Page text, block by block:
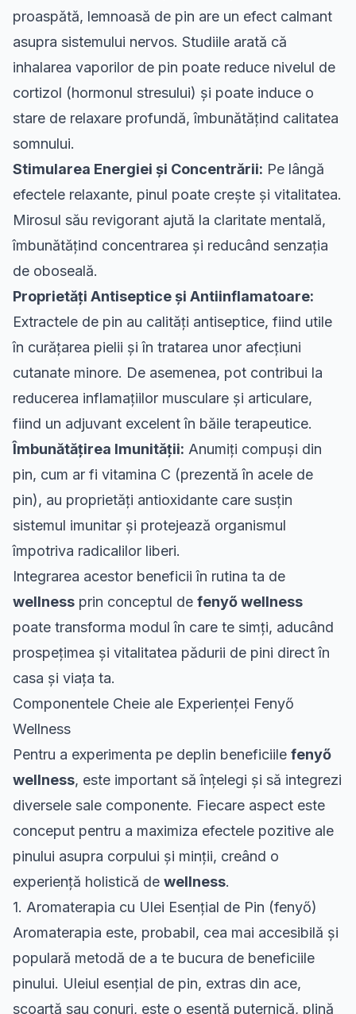
proaspătă, lemnoasă de pin are un efect calmant
asupra sistemului nervos. Studiile arată că
inhalarea vaporilor de pin poate reduce nivelul de
cortizol (hormonul stresului) și poate induce o
stare de relaxare profundă, îmbunătățind calitatea
somnului.
Stimularea Energiei și Concentrării: Pe lângă
efectele relaxante, pinul poate crește și vitalitatea.
Mirosul său revigorant ajută la claritate mentală,
îmbunătățind concentrarea și reducând senzația
de oboseală.
Proprietăți Antiseptice și Antiinflamatoare:
Extractele de pin au calități antiseptice, fiind utile
în curățarea pielii și în tratarea unor afecțiuni
cutanate minore. De asemenea, pot contribui la
reducerea inflamațiilor musculare și articulare,
fiind un adjuvant excelent în băile terapeutice.
Îmbunătățirea Imunității: Anumiți compuși din
pin, cum ar fi vitamina C (prezentă în acele de
pin), au proprietăți antioxidante care susțin
sistemul imunitar și protejează organismul
împotriva radicalilor liberi.
Integrarea acestor beneficii în rutina ta de
wellness prin conceptul de fenyő wellness
poate transforma modul în care te simți, aducând
prospețimea și vitalitatea pădurii de pini direct în
casa și viața ta.
Componentele Cheie ale Experienței Fenyő
Wellness
Pentru a experimenta pe deplin beneficiile fenyő
wellness, este important să înțelegi și să integrezi
diversele sale componente. Fiecare aspect este
conceput pentru a maximiza efectele pozitive ale
pinului asupra corpului și minții, creând o
experiență holistică de wellness.
1. Aromaterapia cu Ulei Esențial de Pin (fenyő)
Aromaterapia este, probabil, cea mai accesibilă și
populară metodă de a te bucura de beneficiile
pinului. Uleiul esențial de pin, extras din ace,
scoarță sau conuri, este o esență puternică, plină